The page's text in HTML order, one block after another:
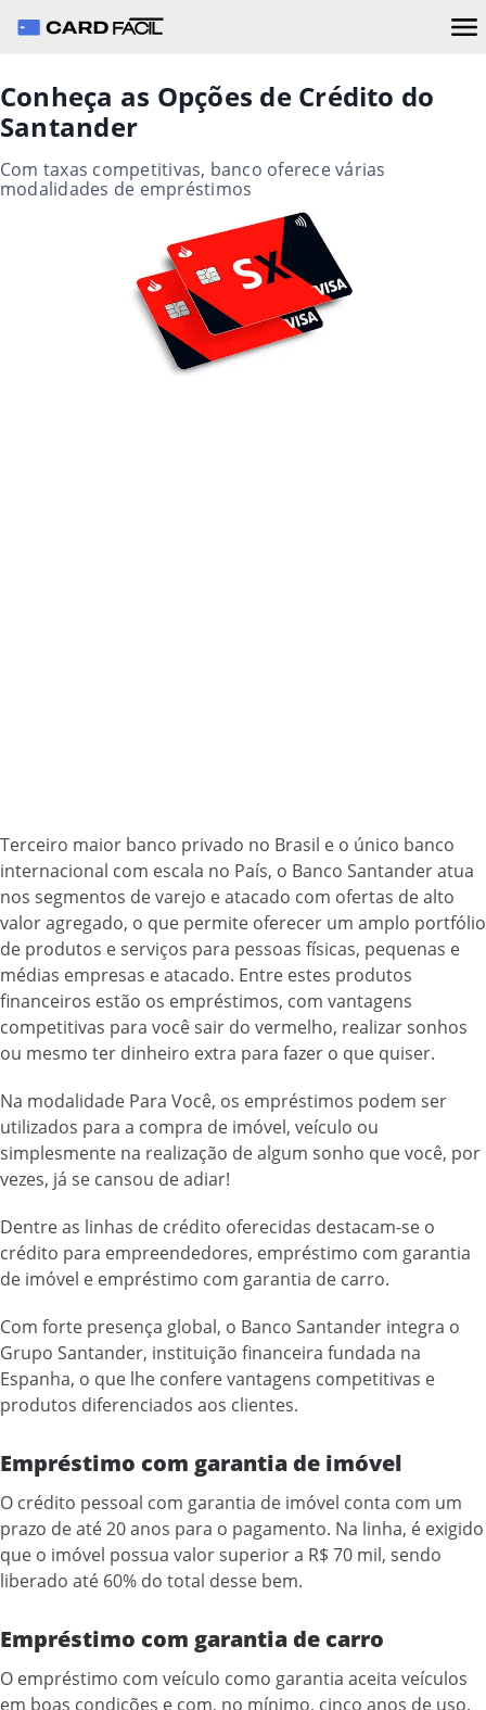
Conheça as Opções de Crédito do
Santander
Com taxas competitivas, banco oferece várias
modalidades de empréstimos
Terceiro maior banco privado no Brasil e o único banco
internacional com escala no País, o Banco Santander atua
nos segmentos de varejo e atacado com ofertas de alto
valor agregado, o que permite oferecer um amplo portfólio
de produtos e serviços para pessoas físicas, pequenas e
médias empresas e atacado. Entre estes produtos
financeiros estão os empréstimos, com vantagens
competitivas para você sair do vermelho, realizar sonhos
ou mesmo ter dinheiro extra para fazer o que quiser.
Na modalidade Para Você, os empréstimos podem ser
utilizados para a compra de imóvel, veículo ou
simplesmente na realização de algum sonho que você, por
vezes, já se cansou de adiar!
Dentre as linhas de crédito oferecidas destacam-se o
crédito para empreendedores, empréstimo com garantia
de imóvel e empréstimo com garantia de carro.
Com forte presença global, o Banco Santander integra o
Grupo Santander, instituição financeira fundada na
Espanha, o que lhe confere vantagens competitivas e
produtos diferenciados aos clientes.
Empréstimo com garantia de imóvel
O crédito pessoal com garantia de imóvel conta com um
prazo de até 20 anos para o pagamento. Na linha, é exigido
que o imóvel possua valor superior a R$ 70 mil, sendo
liberado até 60% do total desse bem.
Empréstimo com garantia de carro
O empréstimo com veículo como garantia aceita veículos
em boas condições e com, no mínimo, cinco anos de uso.